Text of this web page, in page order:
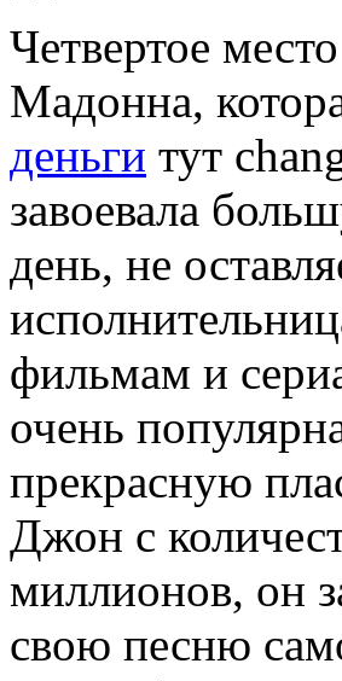
Четвертое
Мадонна,
деньги тут
завоевала
день, не
фильмам и
очень
прекрасную
Джон с
миллионов, он
свою песню